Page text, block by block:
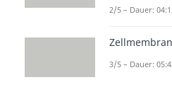
Chlorophyll b
2/5 – Dauer:
Zellmembran
3/5 – Dauer: